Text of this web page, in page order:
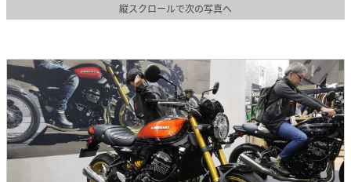
縦スクロールで次の写真へ